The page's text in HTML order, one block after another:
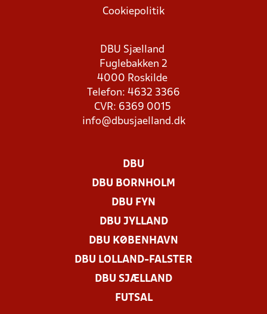
Cookiepolitik
DBU Sjælland
Fuglebakken 2
4000 Roskilde
Telefon: 4632 3366
CVR: 6369 0015
info@dbusjaelland.dk
DBU
DBU BORNHOLM
DBU FYN
DBU JYLLAND
DBU KØBENHAVN
DBU LOLLAND-FALSTER
DBU SJÆLLAND
FUTSAL